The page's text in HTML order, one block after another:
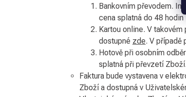
Bankovním převodem.
cena splatná do 48 hodin
Kartou online. V
dostupné zde. V případě
Hotově při osobním
splatná při převzetí Zboží.
Faktura bude vystavena v
Zboží a dostupná v